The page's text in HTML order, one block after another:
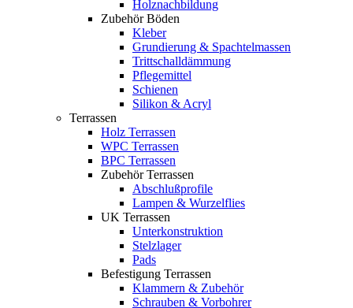
Holznachbildung
Zubehör Böden
Kleber
Grundierung & Spachtelmassen
Trittschalldämmung
Pflegemittel
Schienen
Silikon & Acryl
Terrassen
Holz Terrassen
WPC Terrassen
BPC Terrassen
Zubehör Terrassen
Abschlußprofile
Lampen & Wurzelflies
UK Terrassen
Unterkonstruktion
Stelzlager
Pads
Befestigung Terrassen
Klammern & Zubehör
Schrauben & Vorbohrer